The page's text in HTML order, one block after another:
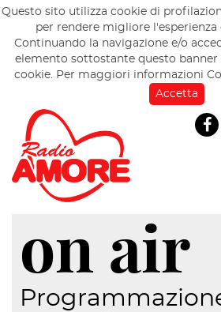
Questo sito utilizza cookie di
per rendere migliore
Continuando la navigazione e/o
elemento sottostante questo banner
cookie. Per maggiori informazioni
Accetta
on air